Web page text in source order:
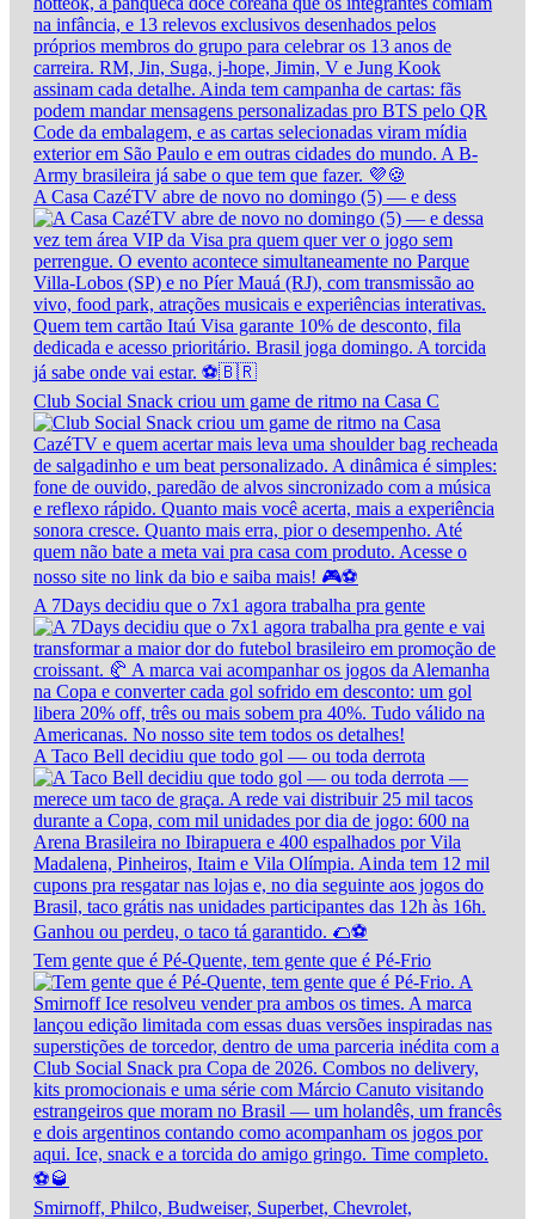
A Casa CazéTV abre de novo no domingo (5) — e dess
Club Social Snack criou um game de ritmo na Casa C
A 7Days decidiu que o 7x1 agora trabalha pra gente
A Taco Bell decidiu que todo gol — ou toda derrota
Tem gente que é Pé-Quente, tem gente que é Pé-Frio
Smirnoff, Philco, Budweiser, Superbet, Chevrolet,